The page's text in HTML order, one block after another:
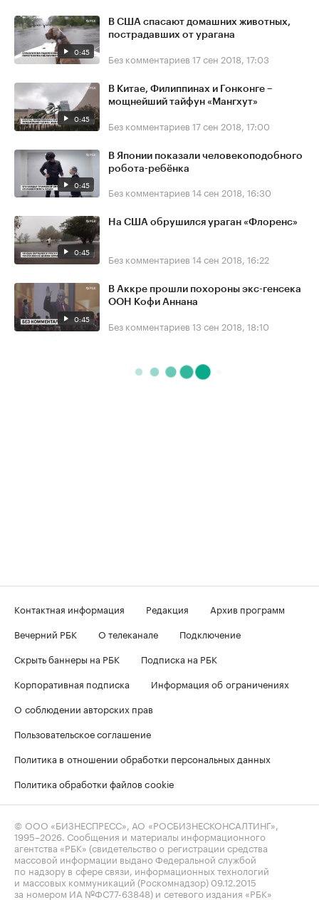
0:45
В США спасают домашних животных,
пострадавших от урагана
Без комментариев 17 сен 2018, 17:03
0:45
В Китае, Филиппинах и Гонконге –
мощнейший тайфун «Мангхут»
Без комментариев 17 сен 2018, 17:00
0:45
В Японии показали человекоподобного
робота-ребёнка
Без комментариев 14 сен 2018, 16:30
0:45
На США обрушился ураган «Флоренс»
Без комментариев 14 сен 2018, 16:22
0:45
В Аккре прошли похороны экс-генсека
ООН Кофи Аннана
Без комментариев 13 сен 2018, 18:10
Контактная информация Редакция
Архив программ
Вечерний РБК
О телеканале
Подключение
Скрыть баннеры на РБК
Подписка на РБК
Корпоративная подписка
Информация об ограничениях
О соблюдении авторских прав
Пользовательское соглашение
Политика в отношении обработки персональных данных
Политика обработки файлов cookie
© ООО «БИЗНЕСПРЕСС», АО «РОСБИЗНЕСКОНСАЛТИНГ»,
1995–2026 . Сообщения и материалы информационного
агентства «РБК» (свидетельство о регистрации средства
массовой информации выдано Федеральной службой
по надзору в сфере связи, информационных технологий
и массовых коммуникаций (Роскомнадзор) 09.12.2015
за номером ИА №ФС77-63848) и сетевого издания «РБК»